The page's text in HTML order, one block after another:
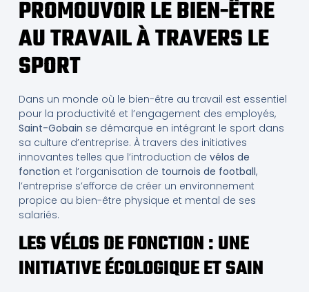
PROMOUVOIR LE BIEN-ÊTRE
AU TRAVAIL À TRAVERS LE
SPORT
Dans un monde où le bien-être au travail est essentiel
pour la productivité et l’engagement des employés,
Saint-Gobain se démarque en intégrant le sport dans
sa culture d’entreprise. À travers des initiatives
innovantes telles que l’introduction de vélos de
fonction et l’organisation de tournois de football,
l’entreprise s’efforce de créer un environnement
propice au bien-être physique et mental de ses
salariés.
LES VÉLOS DE FONCTION : UNE
INITIATIVE ÉCOLOGIQUE ET SAIN